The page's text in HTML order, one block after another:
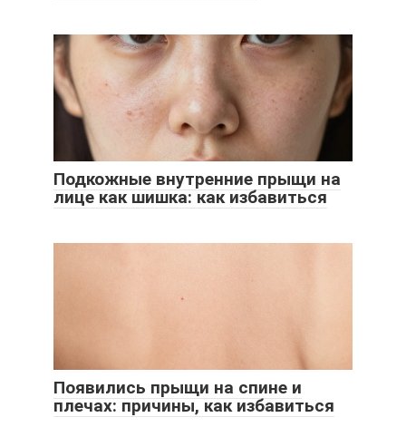
Подкожные внутренние прыщи на
лице как шишка: как избавиться
Появились прыщи на спине и
плечах: причины, как избавиться